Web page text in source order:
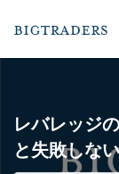
レバレッジ
と失敗しな